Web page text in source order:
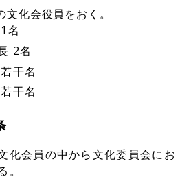
化会役員をおく。
名
2名
干名
干名
化会員の中から文化委員会にお
。